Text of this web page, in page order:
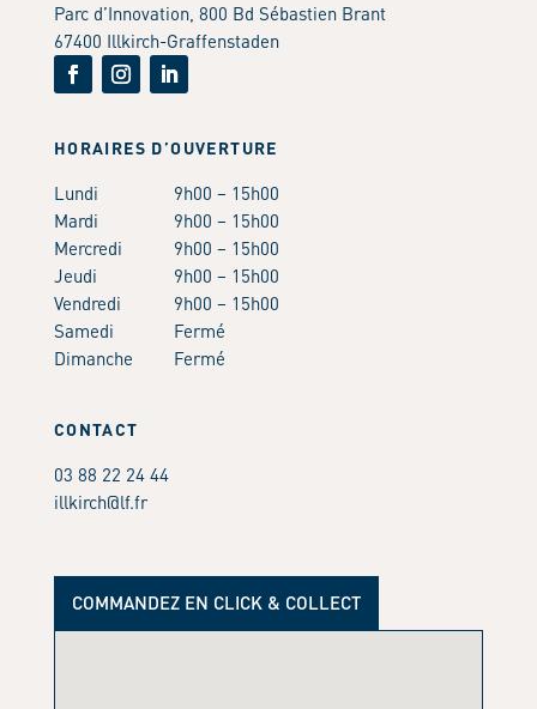
Parc d’Innovation, 800 Bd Sébastien Brant
67400 Illkirch-Graffenstaden
HORAIRES D’OUVERTURE
Lundi
9h00 – 15h00
Mardi
9h00 – 15h00
Mercredi
9h00 – 15h00
Jeudi
9h00 – 15h00
Vendredi
9h00 – 15h00
Samedi
Fermé
Dimanche
Fermé
CONTACT
03 88 22 24 44
illkirch@lf.fr
COMMANDEZ EN CLICK & COLLECT